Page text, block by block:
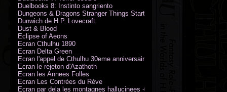
Duelbooks 8: Instinto sangriento
Dungeons & Dragons Stranger Things Starter Set
Dunwich de H.P. Lovecraft
Dust & Blood
Eclipse of Aeons
Ecran Cthulhu 1890
Ecran Delta Green
Ecran l'appel de Cthulhu 30eme anniversaire
Ecran le rejeton d'Azathoth
Ecran les Annees Folles
Ecran Les Contrées du Réve
Ecran par dela les montagnes hallucinees + kit d'expedition